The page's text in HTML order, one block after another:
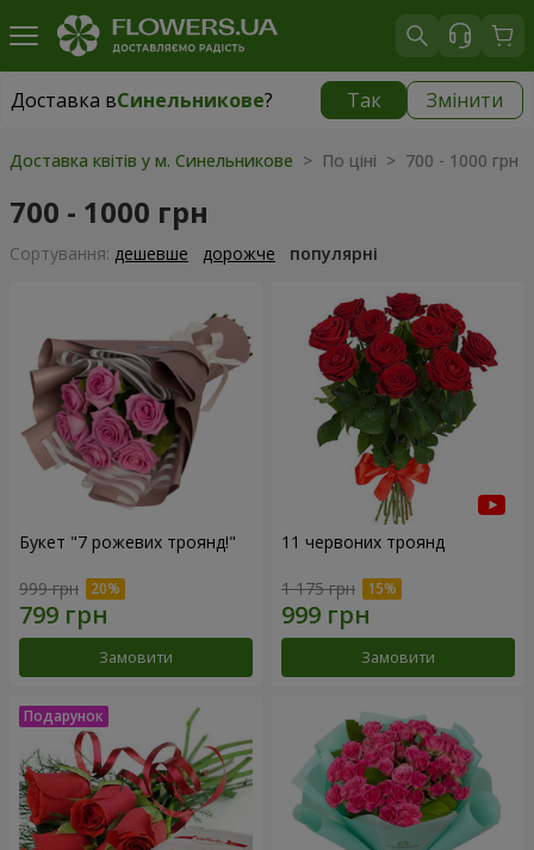
Доставка вСинельникове? Так Змінити
Доставка вСинельникове|770 грн
Доставка квітів у м. Синельникове > По ціні > 700 - 1000 грн
700 - 1000 грн
Сортування: дешевше дорожче популярні
Букет "7 рожевих троянд!"
999 грн
Замовити
11 червоних троянд
1 175 грн
Замовити